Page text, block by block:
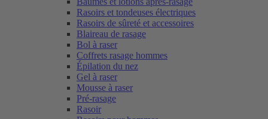
Rasoirs et tondeuses électriques
Rasoirs de sûreté et accessoires
Blaireau de rasage
Bol à raser
Coffrets rasage hommes
Épilation du nez
Gel à raser
Mousse à raser
Pré-rasage
Rasoir